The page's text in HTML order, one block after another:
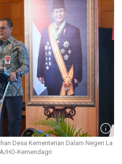
Desa Kementerian Dalam Negeri La
HO-Kemendagri